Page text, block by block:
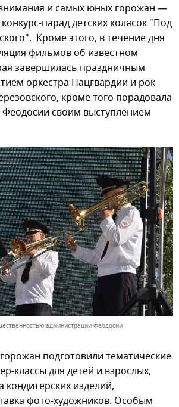
и самых юных горожан —
парад детских колясок "Под
Кроме этого, в течение дня
фильмов об известном
завершилась праздничным
оркестра Нацгвардии и рок-
кроме того порадовала
Феодосии своим выступлением
администрации Феодосии
подготовили тематические
классы для детей и взрослых,
кондитерских изделий,
фото-художников. Особым